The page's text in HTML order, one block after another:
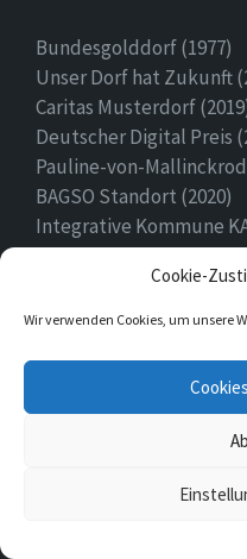
Cookie-
Wir verwenden Cookies, um unsere
Bundesgolddorf (1977)
Unser Dorf hat Zukunft
Caritas Musterdorf
Deutscher Digital Preis
Pauline-von-
BAGSO Standort (2020)
Integrative Kommune
Ehrenamtspreis Stadt
Heimatpreis (2022)
Facebook